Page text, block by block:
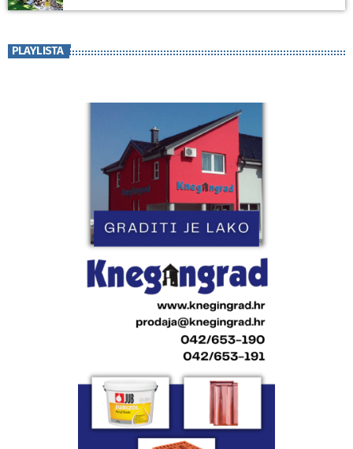
PLAYLISTA